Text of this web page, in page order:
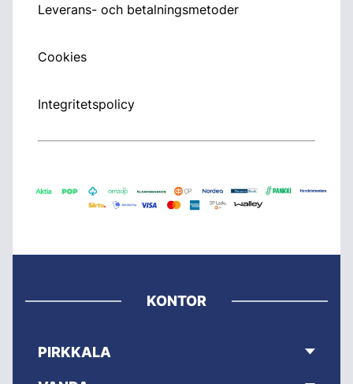
Leverans- och betalningsmetoder
Cookies
Integritetspolicy
KONTOR
PIRKKALA